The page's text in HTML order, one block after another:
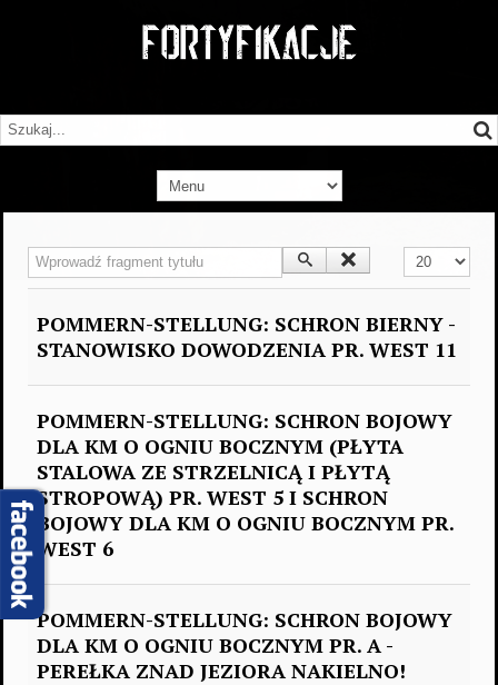
Wprowadź fragment tytułu Pokaż #
POMMERN-STELLUNG: SCHRON BIERNY -
STANOWISKO DOWODZENIA PR. WEST 11
POMMERN-STELLUNG: SCHRON BOJOWY
DLA KM O OGNIU BOCZNYM (PŁYTA
STALOWA ZE STRZELNICĄ I PŁYTĄ
STROPOWĄ) PR. WEST 5 I SCHRON
BOJOWY DLA KM O OGNIU BOCZNYM PR.
WEST 6
POMMERN-STELLUNG: SCHRON BOJOWY
DLA KM O OGNIU BOCZNYM PR. A -
PEREŁKA ZNAD JEZIORA NAKIELNO!